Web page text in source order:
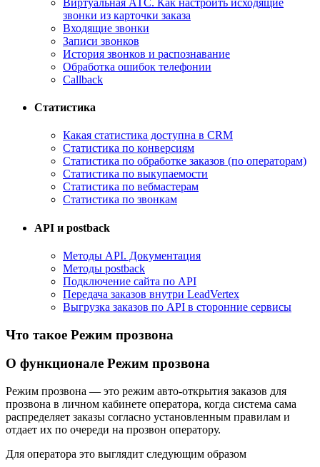
звонки из карточки заказа
Входящие звонки
Записи звонков
История звонков и распознавание
Обработка ошибок телефонии
Callback
Статистика
Какая статистика доступна в CRM
Статистика по конверсиям
Статистика по обработке заказов (по операторам)
Статистика по выкупаемости
Статистика по вебмастерам
Статистика по звонкам
API и postback
Методы API. Документация
Методы postback
Подключение сайта по API
Передача заказов внутри LeadVertex
Выгрузка заказов по API в сторонние сервисы
Что такое Режим прозвона
О функционале Режим прозвона
Режим прозвона — это режим авто-открытия заказов для
прозвона в личном кабинете оператора, когда система сама
распределяет заказы согласно установленным правилам и
отдает их по очереди на прозвон оператору.
Для оператора это выглядит следующим образом